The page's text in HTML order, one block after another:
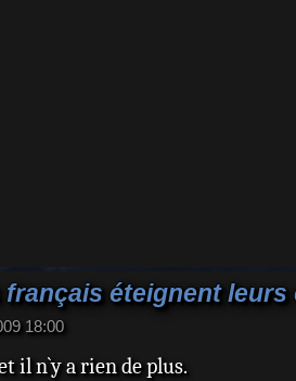
éteignent leurs
18:00
il n`y a rien de plus.